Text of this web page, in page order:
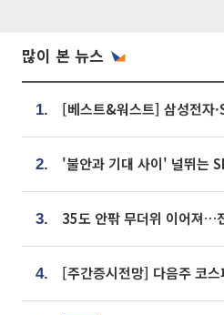
많이 본 뉴스
1.
2.
3.
4.